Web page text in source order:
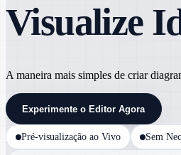
Visualize
A maneira mais simples de criar
Experimente o Editor Agora
Pré-visualização ao Vivo Sem